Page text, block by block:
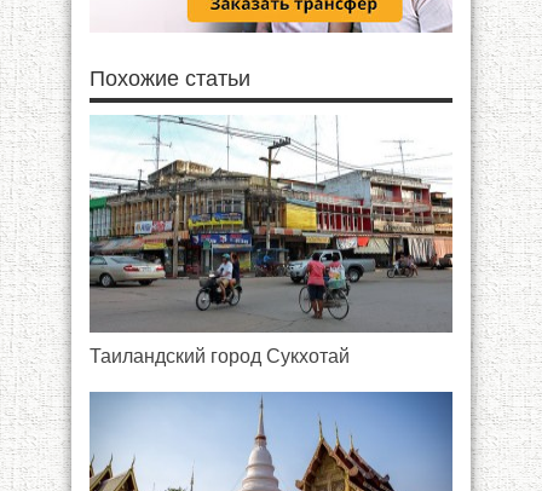
Похожие статьи
Таиландский город Сукхотай